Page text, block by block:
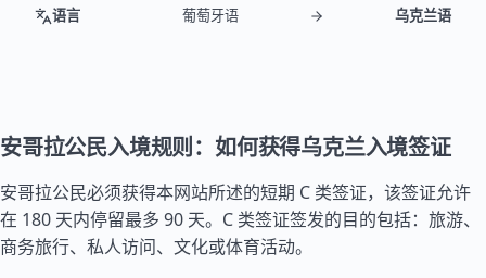
语言 葡萄牙语 乌克兰语
安哥拉公民入境规则：如何获得乌克兰入境签证
安哥拉公民必须获得本网站所述的短期 C 类签证，该签证允许
在 180 天内停留最多 90 天。C 类签证签发的目的包括：旅游、
商务旅行、私人访问、文化或体育活动。